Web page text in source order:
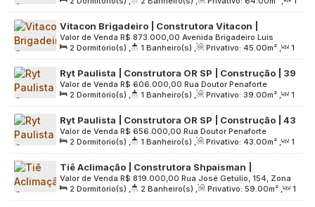
Zona Central, 01308-020, Bela Vista, São Paulo, São Paulo,
Brasil
Sala(s) , 1 Suíte(s) , 1 Vaga(s) , Útil: 64.00m² ,
Terreno:
2304.00m²
Vitacon Brigadeiro | Construtora Vitacon |
Construção | 45 metros | 02 dormitórios | com
varanda | sem vaga
R$ 873.000,00
Valor de Venda
Avenida Brigadeiro Luís
Antônio, 871, Zona Sul, 01317-001, Bela Vista, São Paulo, São
Paulo, Brasil
2 Dormitório(s) , 1 Banheiro(s) , Privativo: 45.00m² ,
1
Sala(s) , Útil: 45.00m² , Terreno: 3520.00m²
Ryt Paulista | Construtora OR SP | Construção | 39
metros | 02 dormitórios | com varanda | 01 vaga
R$ 606.000,00
Valor de Venda
Rua Doutor Penaforte
Mendes, 74, Zona Central, 01308-010, Bela Vista, São Paulo,
São Paulo, Brasil
2 Dormitório(s) , 1 Banheiro(s) , Privativo: 39.00m² ,
1
Sala(s) , 1 Vaga(s) , Útil: 39.00m² , Terreno: 1980.00m²
Ryt Paulista | Construtora OR SP | Construção | 43
metros | 02 dormitórios | com varanda | 01 vaga
R$ 656.000,00
Valor de Venda
Rua Doutor Penaforte
Mendes, 74, Zona Central, 01308-010, Bela Vista, São Paulo,
São Paulo, Brasil
2 Dormitório(s) , 1 Banheiro(s) , Privativo: 43.00m² ,
1
Sala(s) , 1 Vaga(s) , Útil: 43.00m² , Terreno: 1980.00m²
Tiê Aclimação | Construtora Shpaisman |
Construção | 59 metros | 02 dormitórios | suíte |
varanda | 01 vaga
R$ 819.000,00
Valor de Venda
Rua José Getúlio, 154, Zona
Sul, 01509-000, Liberdade, São Paulo, São Paulo, Brasil
2 Dormitório(s) , 2 Banheiro(s) , Privativo: 59.00m² ,
1
Sala(s) , 1 Suíte(s) , 1 Vaga(s) , Útil: 59.00m² ,
Terreno: